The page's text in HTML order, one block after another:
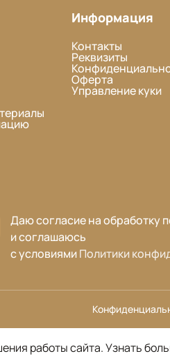
Информация
Контакты
Реквизиты
Оферта
Управление куки
Даю согласие на обработку
и соглашаюсь
с условиямиПолитики
работы сайта.Узнать